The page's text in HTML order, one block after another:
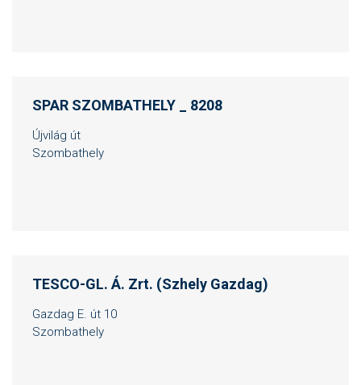
SPAR SZOMBATHELY _ 8208
Újvilág út
Szombathely
TESCO-GL. Á. Zrt. (Szhely Gazdag)
Gazdag E. út 10
Szombathely